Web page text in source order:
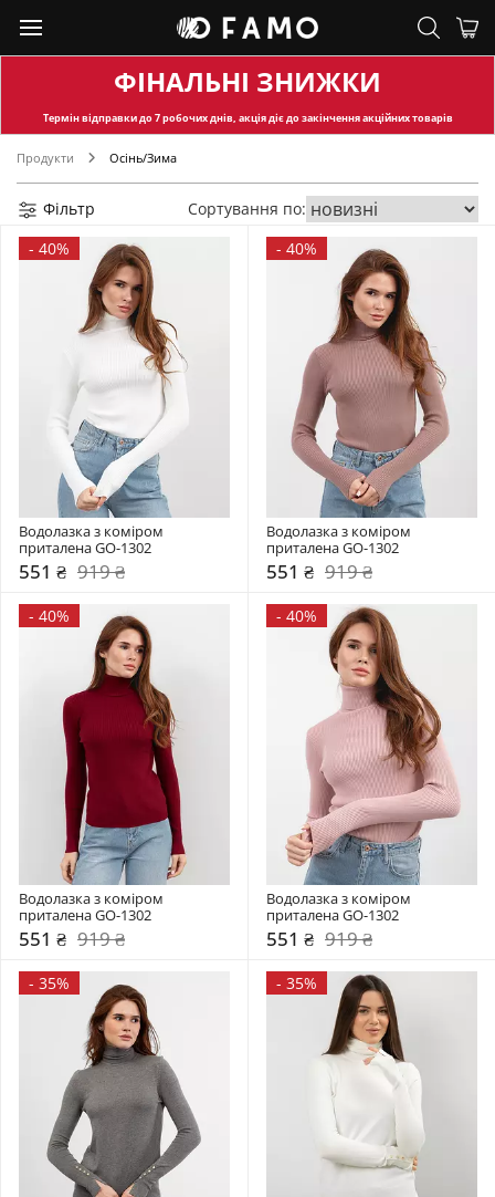
ФІНАЛЬНІ ЗНИЖКИ
Термін відправкидо 7 робочих днів, акція діє до закінчення акційних товарів
Продукти Осінь/Зима
Фільтр
Сортування по:
- 40%
Водолазка з коміром
приталена GO-1302
551 ₴ 919 ₴
- 40%
Водолазка з коміром
приталена GO-1302
551 ₴ 919 ₴
- 40%
Водолазка з коміром
приталена GO-1302
551 ₴ 919 ₴
- 40%
Водолазка з коміром
приталена GO-1302
551 ₴ 919 ₴
- 35% - 35%